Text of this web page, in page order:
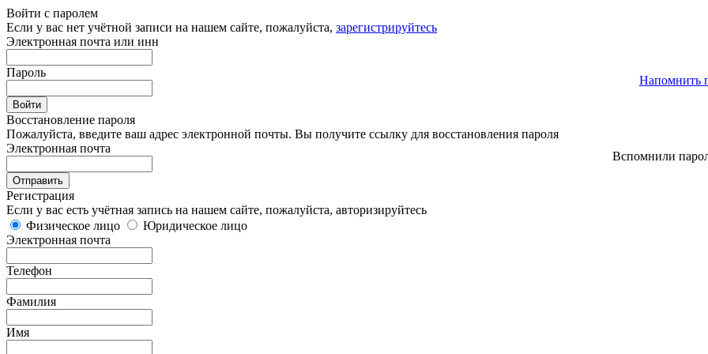
Войти с паролем
Если у вас нет учётной записи на нашем сайте, пожалуйста, зарегистрируйтесь
Электронная почта или инн
Пароль
Напомнить
Восстановление пароля
Пожалуйста, введите ваш адрес электронной почты. Вы получите ссылку для восстановления пароля
Электронная почта
Вспомнили
Регистрация
Если у вас есть учётная запись на нашем сайте, пожалуйста, авторизируйтесь
Физическое лицо
Юридическое лицо
Электронная почта
Телефон
Фамилия
Имя